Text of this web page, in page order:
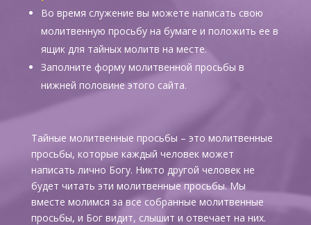
Во время служение вы можете написать свою
молитвенную просьбу на бумаге и положить ее в
ящик для тайных молитв на месте.
Заполните форму молитвенной просьбы в
нижней половине этого сайта.
Тайные молитвенные просьбы – это молитвенные
просьбы, которые каждый человек может
написать лично Богу. Никто другой человек не
будет читать эти молитвенные просьбы. Мы
вместе молимся за все собранные молитвенные
просьбы, и Бог видит, слышит и отвечает на них.